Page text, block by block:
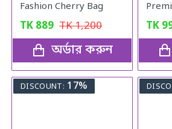
Fashion Cherry Bag
TK 889 TK1,200
অর্ডার করুন
TK
DISCOUNT: 17%